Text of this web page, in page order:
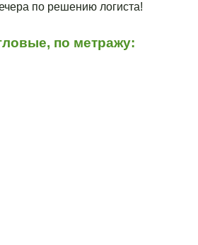
по решению логиста!
по метражу: